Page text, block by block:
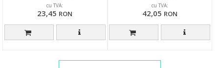
cu TVA:
23,45 RON
cu TVA:
42,05 RON